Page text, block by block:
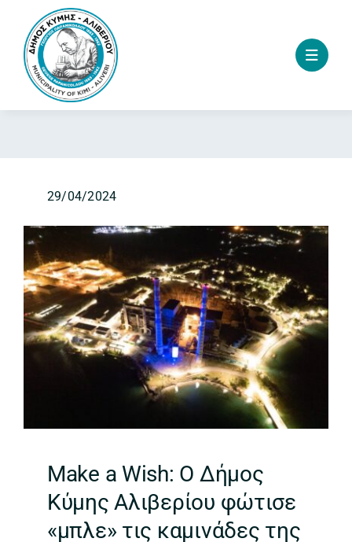
content
29/04/2024
Make a Wish: Ο Δήμος
Κύμης Αλιβερίου φώτισε
«μπλε» τις καμινάδες της